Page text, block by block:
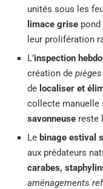
unités sous les
limace grise pond
leur prolifération
L’inspection
création de
de localiser et
collecte manuelle
savonneuse reste
Le binage estival
aux prédateurs
carabes,
aménagements